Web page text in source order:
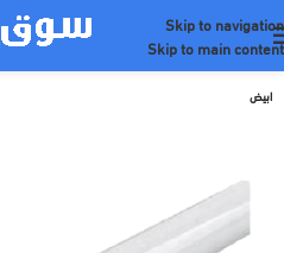
Skip to navigation
Skip to main content
ابيض